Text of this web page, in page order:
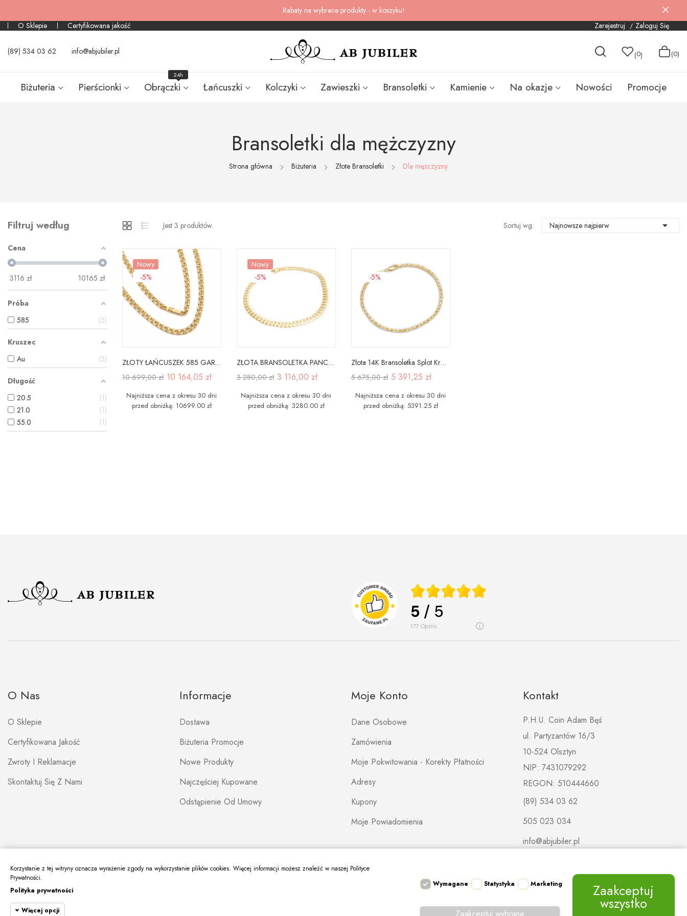
Rabaty na wybrane produkty - w koszyku!
O Sklepie
Certyfikowana jakość Zarejestruj Zaloguj Się
(89) 534 03 62 info@abjubiler.pl (0) (0)
Biżuteria Pierścionki Obrączki
24h
Łańcuszki Kolczyki Zawieszki Bransoletki Kamienie Na okazje Nowości Promocje
Bransoletki dla mężczyzny
Strona główna Biżuteria Złote Bransoletki Dla mężczyzny
Filtruj według
Cena
3116 zł 10165 zł
Próba
585
3
Kruszec
Au
3
Długość
20.5
1
21.0
1
55.0
1
Jest 3 produktów. Sortuj wg: Najnowsze najpierw 
Nowy
-5%
ZŁOTY ŁAŃCUSZEK 585 GARIBALDI MĘSKI 55cm/4,0mm
10 699,00 zł 10 164,05 zł
Najniższa cena z okresu 30 dni
przed obniżką: 10699.00 zł
Nowy
-5%
ZŁOTA BRANSOLETKA PANCERKA PRÓBA 585
3 280,00 zł 3 116,00 zł
Najniższa cena z okresu 30 dni
przed obniżką: 3280.00 zł
-5%
Złota 14K Bransoletka Splot Królewski 20,5cm
5 675,00 zł 5 391,25 zł
Najniższa cena z okresu 30 dni
przed obniżką: 5391.25 zł
5 / 5
177 opinii
O Nas
O Sklepie
Certyfikowana Jakość
Zwroty I Reklamacje
Skontaktuj Się Z Nami
Informacje
Dostawa
Biżuteria Promocje
Nowe Produkty
Najczęściej Kupowane
Odstąpienie Od Umowy
Moje Konto
Dane Osobowe
Zamówienia
Moje Pokwitowania - Korekty Płatności
Adresy
Kupony
Moje Powiadomienia
Kontakt
P.H.U. Coin Adam Bęś
ul. Partyzantów 16/3
10-524 Olsztyn
NIP: 7431079292
REGON: 510444660
(89) 534 03 62
505 023 034
info@abjubiler.pl
Korzystanie z tej witryny oznacza wyrażenie zgody na wykorzystanie plików cookies. Więcej informacji możesz znaleźć w naszej Polityce
Prywatności.
Polityka prywatności
Więcej opcji
Wymagane Statystyka Marketing Zaakceptuj
wszystko